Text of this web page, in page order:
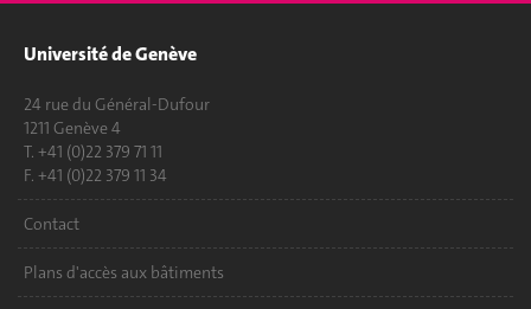
Université de Genève
24 rue du Général-Dufour
1211 Genève 4
T. +41 (0)22 379 71 11
F. +41 (0)22 379 11 34
Contact
Plans d'accès aux bâtiments